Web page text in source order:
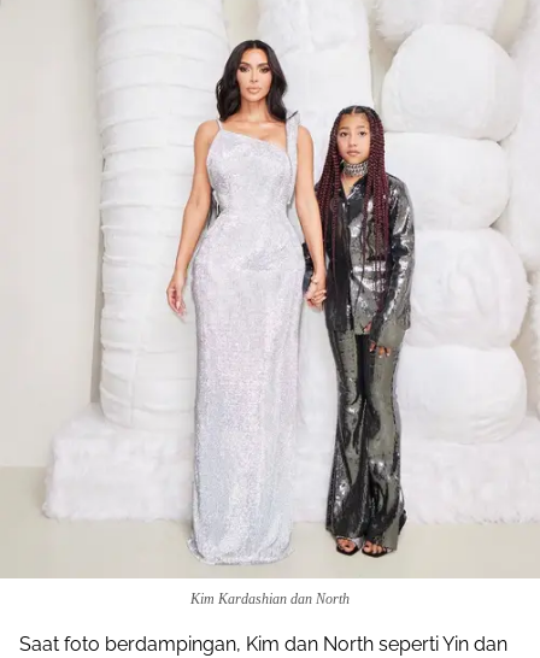
Kim Kardashian dan North
Saat foto berdampingan, Kim dan North seperti Yin dan